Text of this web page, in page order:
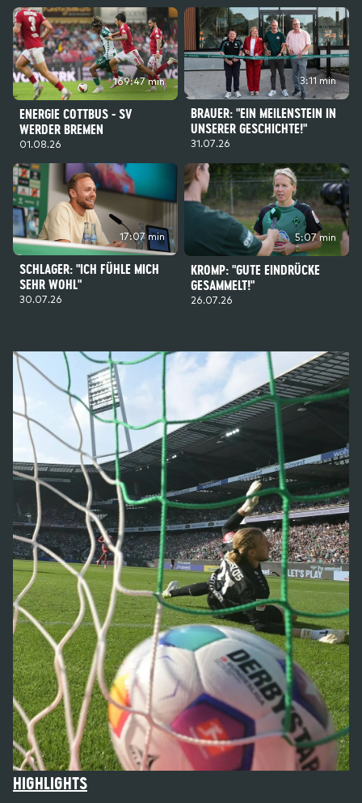
169:47 min
ENERGIE COTTBUS - SV
WERDER BREMEN
01.08.26
3:11 min
BRAUER: "EIN MEILENSTEIN IN
UNSERER GESCHICHTE!"
31.07.26
17:07 min
SCHLAGER: "ICH FÜHLE MICH
SEHR WOHL"
30.07.26
5:07 min
KROMP: "GUTE EINDRÜCKE
GESAMMELT!"
26.07.26
HIGHLIGHTS